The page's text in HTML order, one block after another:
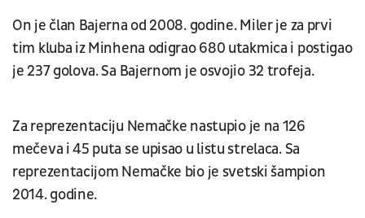
On je član Bajerna od 2008. godine. Miler je za prvi
tim kluba iz Minhena odigrao 680 utakmica i postigao
je 237 golova. Sa Bajernom je osvojio 32 trofeja.
Za reprezentaciju Nemačke nastupio je na 126
mečeva i 45 puta se upisao u listu strelaca. Sa
reprezentacijom Nemačke bio je svetski šampion
2014. godine.